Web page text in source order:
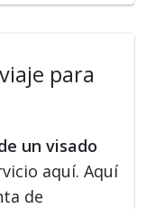
para
un visado
aquí. Aquí
de